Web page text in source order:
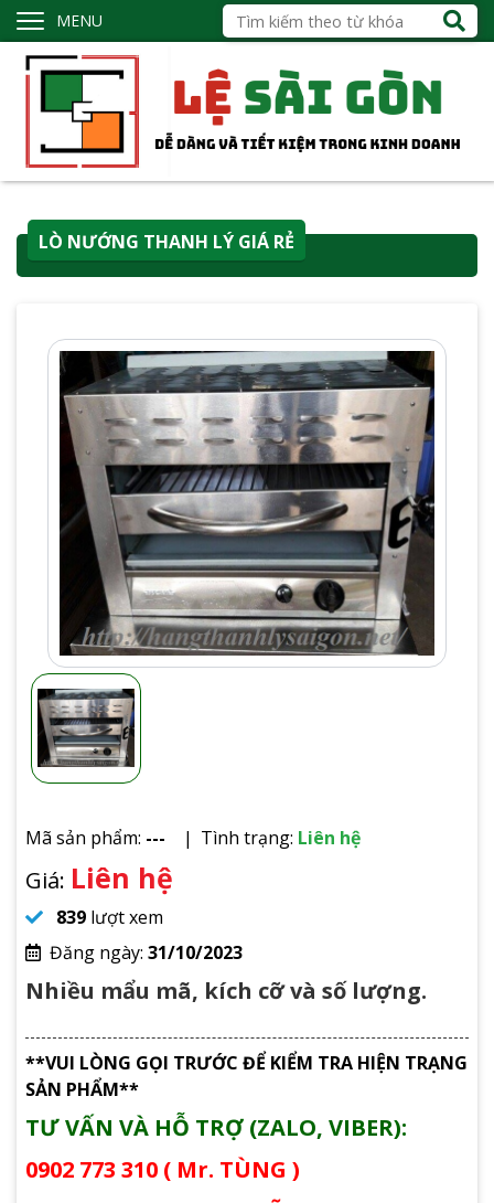
MENU
LÒ NƯỚNG THANH LÝ GIÁ RẺ
Mã sản phẩm: --- Tình trạng: Liên hệ
Giá: Liên hệ
839 lượt xem
Đăng ngày: 31/10/2023
Nhiều mẩu mã, kích cỡ và số lượng.
**VUI LÒNG GỌI TRƯỚC ĐỂ KIỂM TRA HIỆN TRẠNG
SẢN PHẨM**
TƯ VẤN VÀ HỖ TRỢ (ZALO, VIBER):
0902 773 310 ( Mr. TÙNG )